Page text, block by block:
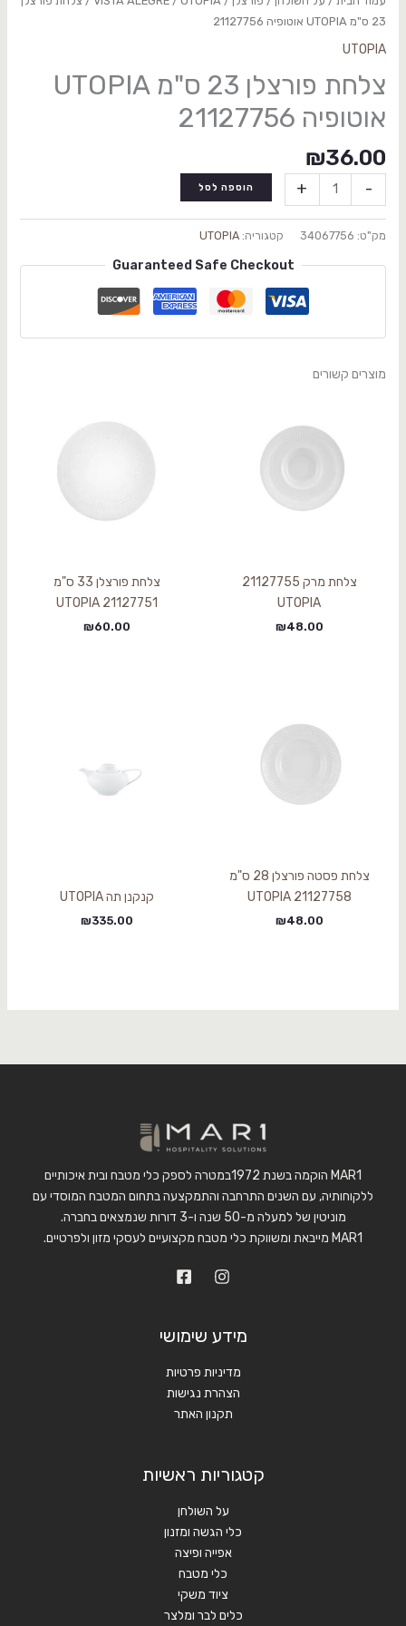
23 ס"מ UTOPIA אוטופיה 21127756
UTOPIA
צלחת פורצלן 23 ס"מ UTOPIA
אוטופיה 21127756
₪36.00
-
+ הוספה לסל
מק"ט: 34067756 קטגוריה: UTOPIA
Guaranteed Safe Checkout
מוצרים קשורים
צלחת מרק 21127755
UTOPIA
₪48.00
צלחת פורצלן 33 ס"מ
UTOPIA 21127751
₪60.00
צלחת פסטה פורצלן 28 ס"מ
UTOPIA 21127758
₪48.00
קנקנן תה UTOPIA
₪335.00
MAR1 הוקמה בשנת 1972במטרה לספק כלי מטבח ובית איכותיים
ללקוחותיה, עם השנים התרחבה והתמקצעה בתחום המטבח המוסדי עם
מוניטין של למעלה מ-50 שנה ו-3 דורות שנמצאים בחברה.
MAR1 מייבאת ומשווקת כלי מטבח מקצועיים לעסקי מזון ולפרטיים.
מידע שימושי
מדיניות פרטיות
הצהרת נגישות
תקנון האתר
קטגוריות ראשיות
על השולחן
כלי הגשה ומזנון
אפייה ופיצה
כלי מטבח
ציוד משקי
כלים לבר ומלצר